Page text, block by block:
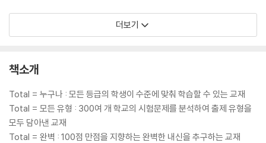
더보기
책소개
Total = 누구나 : 모든 등급의 학생이 수준에 맞춰 학습할 수 있는 교재
Total = 모든 유형 : 300여 개 학교의 시험문제를 분석하여 출제 유형을
모두 담아낸 교재
Total = 완벽 : 100점 만점을 지향하는 완벽한 내신을 추구하는 교재